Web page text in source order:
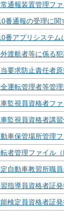
通報装置管理ファ
番通報の受理に関
番アプリシステム
渡航者等に係る
要求防止責任者原
運転管理者等管
監視員資格者ファ
監視員資格者講
車保管場所管理
者管理ファイル（
自動車教習所職員
指導員資格者証発
検定員資格者証発